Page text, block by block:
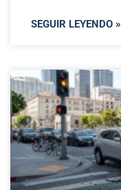
SEGUIR LEYENDO »